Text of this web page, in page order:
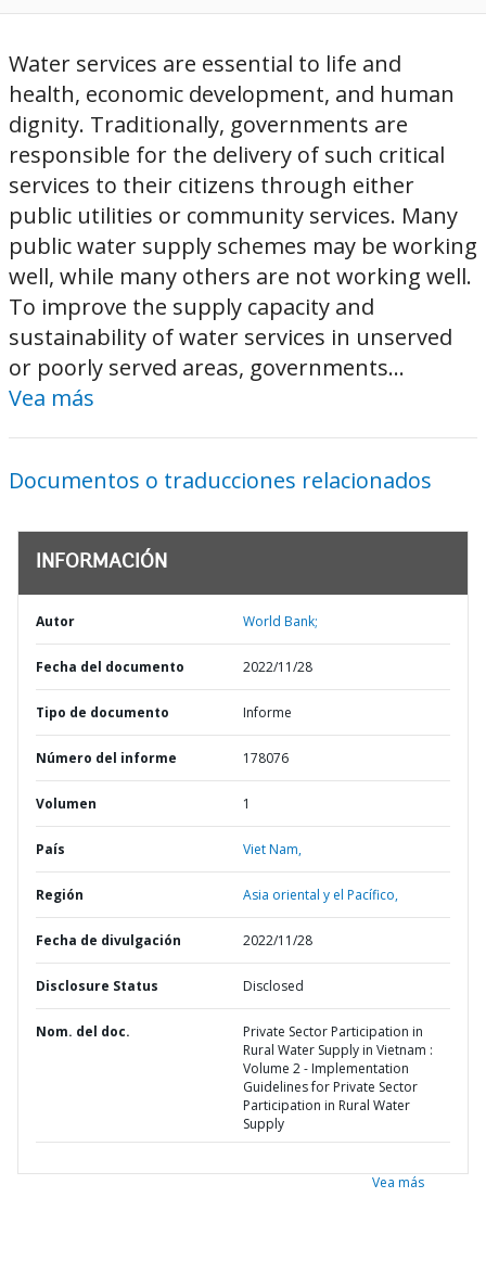
Water services are essential to life and
health, economic development, and human
dignity. Traditionally, governments are
responsible for the delivery of such critical
services to their citizens through either
public utilities or community services. Many
public water supply schemes may be working
well, while many others are not working well.
To improve the supply capacity and
sustainability of water services in unserved
or poorly served areas, governments...
Vea más
Documentos o traducciones relacionados
INFORMACIÓN
Autor World Bank;
Fecha del documento 2022/11/28
Tipo de documento Informe
Número del informe 178076
Volumen 1
País Viet Nam,
Región Asia oriental y el Pacífico,
Fecha de divulgación 2022/11/28
Disclosure Status Disclosed
Nom. del doc.
Private Sector Participation in
Rural Water Supply in Vietnam :
Volume 2 - Implementation
Guidelines for Private Sector
Participation in Rural Water
Supply
Vea más